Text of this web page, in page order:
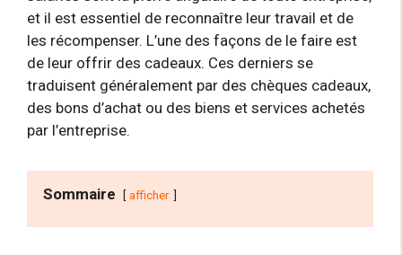
et il est essentiel de reconnaître leur travail et de
les récompenser. L’une des façons de le faire est
de leur offrir des cadeaux. Ces derniers se
traduisent généralement par des chèques cadeaux,
des bons d’achat ou des biens et services achetés
par l’entreprise.
Sommaire afficher